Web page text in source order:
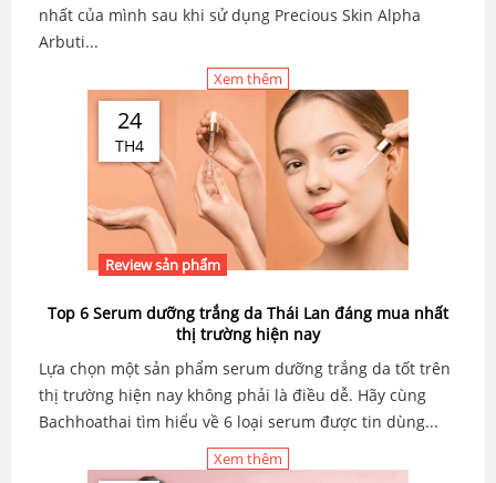
nhất của mình sau khi sử dụng Precious Skin Alpha
Arbuti...
Xem thêm
24
TH4
Review sản phẩm
Top 6 Serum dưỡng trắng da Thái Lan đáng mua nhất
thị trường hiện nay
Lựa chọn một sản phẩm serum dưỡng trắng da tốt trên
thị trường hiện nay không phải là điều dễ. Hãy cùng
Bachhoathai tìm hiểu về 6 loại serum được tin dùng...
Xem thêm